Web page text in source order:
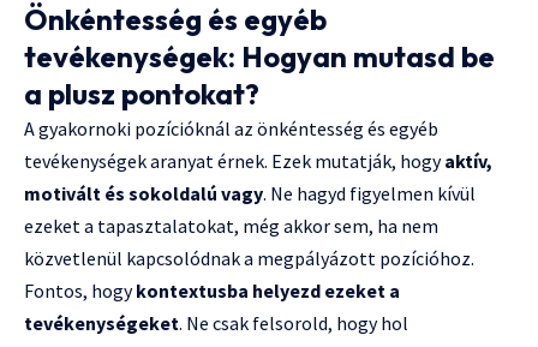
Önkéntesség és egyéb
tevékenységek: Hogyan mutasd be
a plusz pontokat?
A gyakornoki pozícióknál az önkéntesség és egyéb
tevékenységek aranyat érnek. Ezek mutatják, hogyaktív,
motivált és sokoldalú vagy. Ne hagyd figyelmen kívül
ezeket a tapasztalatokat, még akkor sem, ha nem
közvetlenül kapcsolódnak a megpályázott pozícióhoz.
Fontos, hogykontextusba helyezd ezeket a
tevékenységeket. Ne csak felsorold, hogy hol